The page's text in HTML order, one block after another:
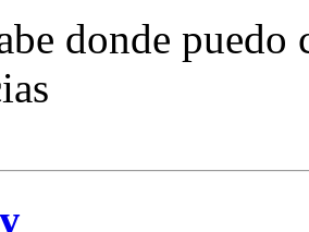
donde puedo